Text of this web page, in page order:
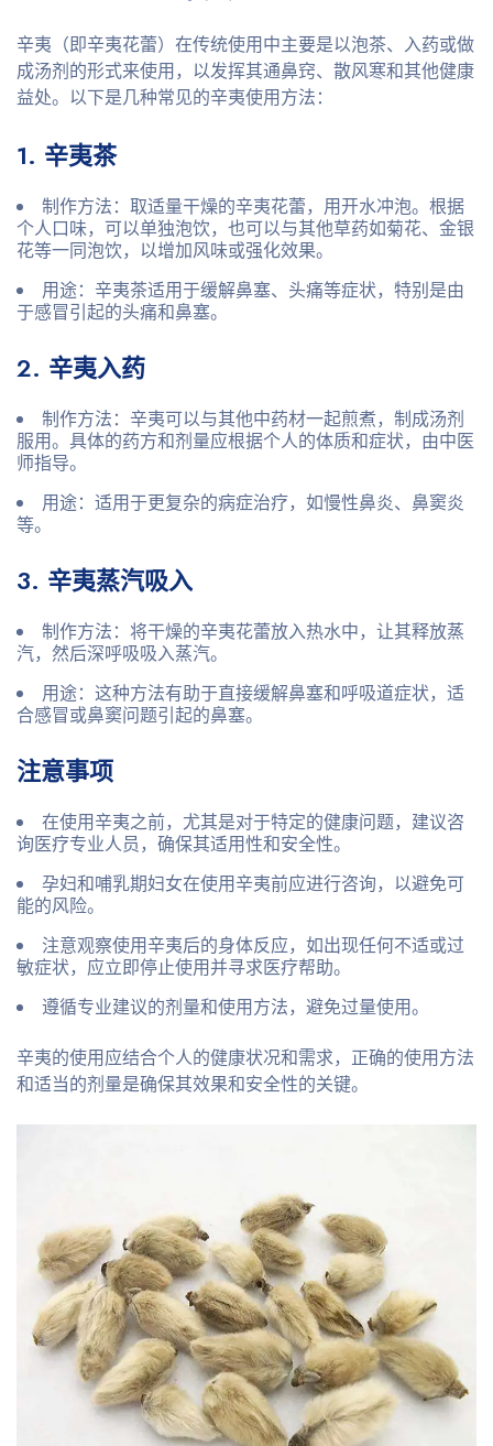
辛夷（即辛夷花蕾）在传统使用中主要是以泡茶、入药或做
成汤剂的形式来使用，以发挥其通鼻窍、散风寒和其他健康
益处。以下是几种常见的辛夷使用方法：
1. 辛夷茶
制作方法：取适量干燥的辛夷花蕾，用开水冲泡。根据
个人口味，可以单独泡饮，也可以与其他草药如菊花、金银
花等一同泡饮，以增加风味或强化效果。
用途：辛夷茶适用于缓解鼻塞、头痛等症状，特别是由
于感冒引起的头痛和鼻塞。
2. 辛夷入药
制作方法：辛夷可以与其他中药材一起煎煮，制成汤剂
服用。具体的药方和剂量应根据个人的体质和症状，由中医
师指导。
用途：适用于更复杂的病症治疗，如慢性鼻炎、鼻窦炎
等。
3. 辛夷蒸汽吸入
制作方法：将干燥的辛夷花蕾放入热水中，让其释放蒸
汽，然后深呼吸吸入蒸汽。
用途：这种方法有助于直接缓解鼻塞和呼吸道症状，适
合感冒或鼻窦问题引起的鼻塞。
注意事项
在使用辛夷之前，尤其是对于特定的健康问题，建议咨
询医疗专业人员，确保其适用性和安全性。
孕妇和哺乳期妇女在使用辛夷前应进行咨询，以避免可
能的风险。
注意观察使用辛夷后的身体反应，如出现任何不适或过
敏症状，应立即停止使用并寻求医疗帮助。
遵循专业建议的剂量和使用方法，避免过量使用。
辛夷的使用应结合个人的健康状况和需求，正确的使用方法
和适当的剂量是确保其效果和安全性的关键。